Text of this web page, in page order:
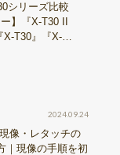
シリーズ比較
】『X-T30 II
X-T30』『X-T3
2024.09.24
像・レタッチの
｜現像の手順を初